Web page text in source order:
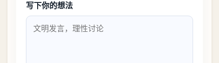
写下你的想法